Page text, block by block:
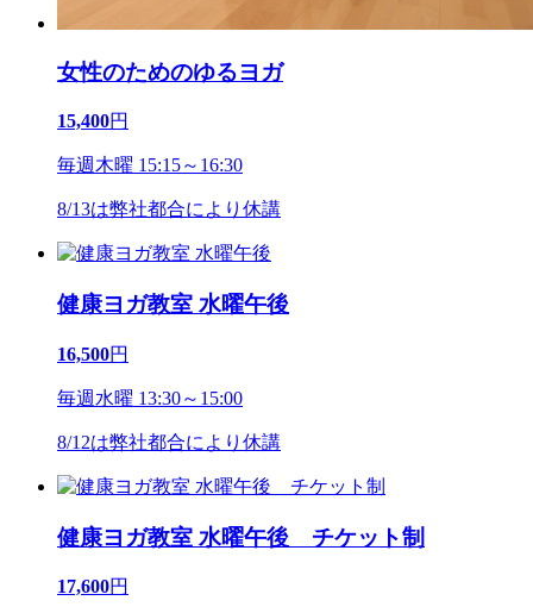
女性のためのゆるヨガ
15,400円
毎週木曜 15:15～16:30
8/13は弊社都合により休講
健康ヨガ教室 水曜午後
16,500円
毎週水曜 13:30～15:00
8/12は弊社都合により休講
健康ヨガ教室 水曜午後 チケット制
17,600円